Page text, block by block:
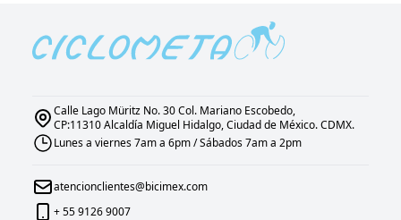
Calle Lago Müritz No. 30 Col. Mariano Escobedo,
CP:11310 Alcaldía Miguel Hidalgo, Ciudad de México. CDMX.
Lunes a viernes 7am a 6pm / Sábados 7am a 2pm
atencionclientes@bicimex.com
+ 55 9126 9007